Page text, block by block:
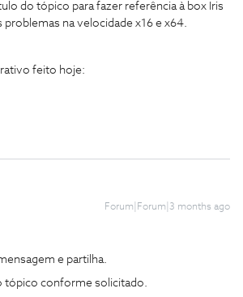
do tópico para fazer referência à box Iris
problemas na velocidade x16 e x64.
feito hoje:
Forum|Forum|3 months ago
e partilha.
tópico conforme solicitado.